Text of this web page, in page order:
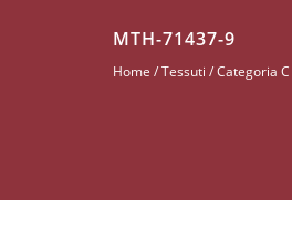
MTH-71437-9
Home /Tessuti /Categoria C